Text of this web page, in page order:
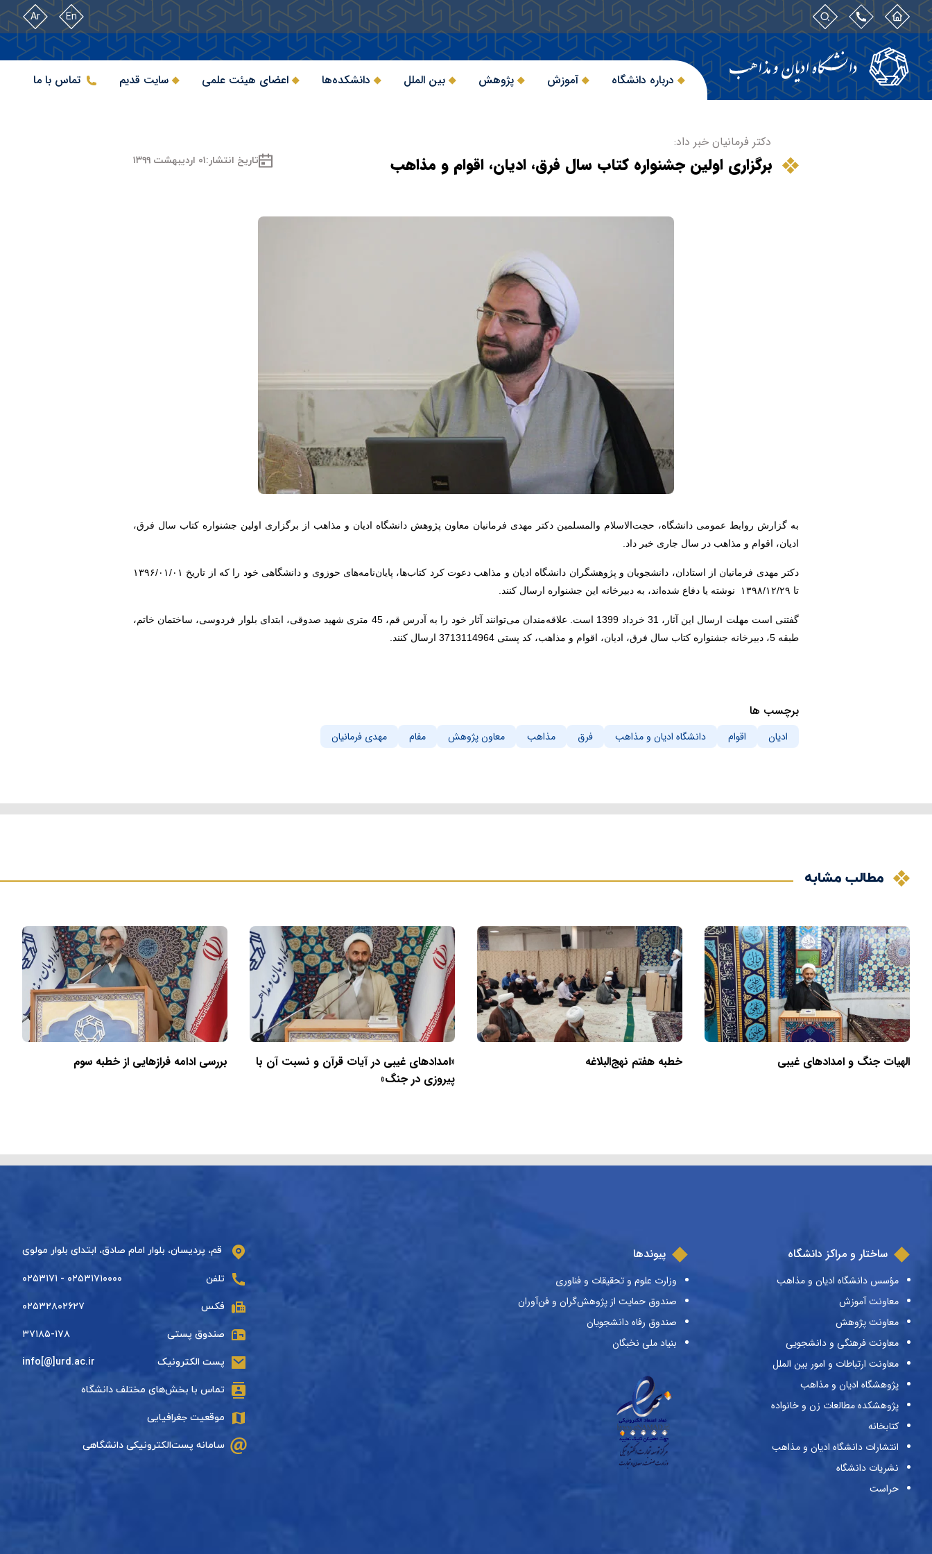
En
Ar
درباره دانشگاه آموزش پژوهش بین الملل دانشکده‌ها اعضای هیئت علمی سایت قدیم تماس با ما
دکتر فرمانیان خبر داد:
برگزاری اولین جشنواره کتاب سال فرق، ادیان، اقوام و مذاهب تاریخ انتشار:۰۱ اردیبهشت ۱۳۹۹
به گزارش روابط عمومی دانشگاه، حجت‌الاسلام والمسلمین دکتر مهدی فرمانیان معاون پژوهش دانشگاه ادیان و مذاهب از برگزاری اولین جشنواره کتاب سال فرق،
ادیان، اقوام و مذاهب در سال جاری خبر داد.
دکتر مهدی فرمانیان از استادان، دانشجویان و پژوهشگران دانشگاه ادیان و مذاهب دعوت کرد کتاب‌ها، پایان‌نامه‌های حوزوی و دانشگ
اهی خود را که از تاریخ ۱۳۹۶/۰۱/۰۱
تا ۱۳۹۸/۱۲/۲۹ نوشته یا دفاع شده‌اند، به دبیرخانه این جشنواره ارسال کنند.
گفتنی است مهلت ارسال این آثار، 31 خرداد 1399 است. علاقه‌مندان می‌توانند آثار خود را به آدرس قم، ‌45 متری شهید صدوقی، ابتدای بلوار فردوسی، ساختمان خاتم،
طبقه 5، دبیرخانه جشنواره کتاب سال فرق، ادیان، اقوام و مذاهب، کد پستی 3713114964 ارسال کنند.
برچسب ها
ادیان اقوام دانشگاه ادیان و مذاهب فرق مذاهب معاون پژوهش مفام مهدی فرمانیان
مطالب مشابه
الهیات جنگ و امدادهای غیبی خطبه هفتم نهج‌البلاغه
«امدادهای غیبی در آیات قرآن و نسبت آن با
پیروزی در جنگ»
بررسی ادامه فرازهایی از خطبه سوم
ساختار و مراکز دانشگاه
مؤسس دانشگاه ادیان و مذاهب
معاونت آموزش
معاونت پژوهش
معاونت فرهنگی و دانشجویی
معاونت ارتباطات و امور بین الملل
پژوهشگاه ادیان و مذاهب
پژوهشکده مطالعات زن و خانواده
کتابخانه
انتشارات دانشگاه ادیان و مذاهب
نشریات دانشگاه
حراست
پیوندها
وزارت علوم و تحقیقات و فناوری
صندوق حمایت از پژوهش‌گران و فن‌آوران
صندوق رفاه دانشجویان
بنیاد ملی نخبگان
قم، پردیسان، بلوار امام صادق، ابتدای بلوار مولوی
تلفن ۰۲۵۳۱۷۱۰۰۰۰ - ۰۲۵۳۱۷۱
فکس ۰۲۵۳۲۸۰۲۶۲۷
صندوق پستی ۳۷۱۸۵-۱۷۸
پست الکترونیک info[@]urd.ac.ir
تماس با بخش‌های مختلف دانشگاه
موقعیت جغرافیایی
سامانه پست‌الکترونیکی دانشگاهی